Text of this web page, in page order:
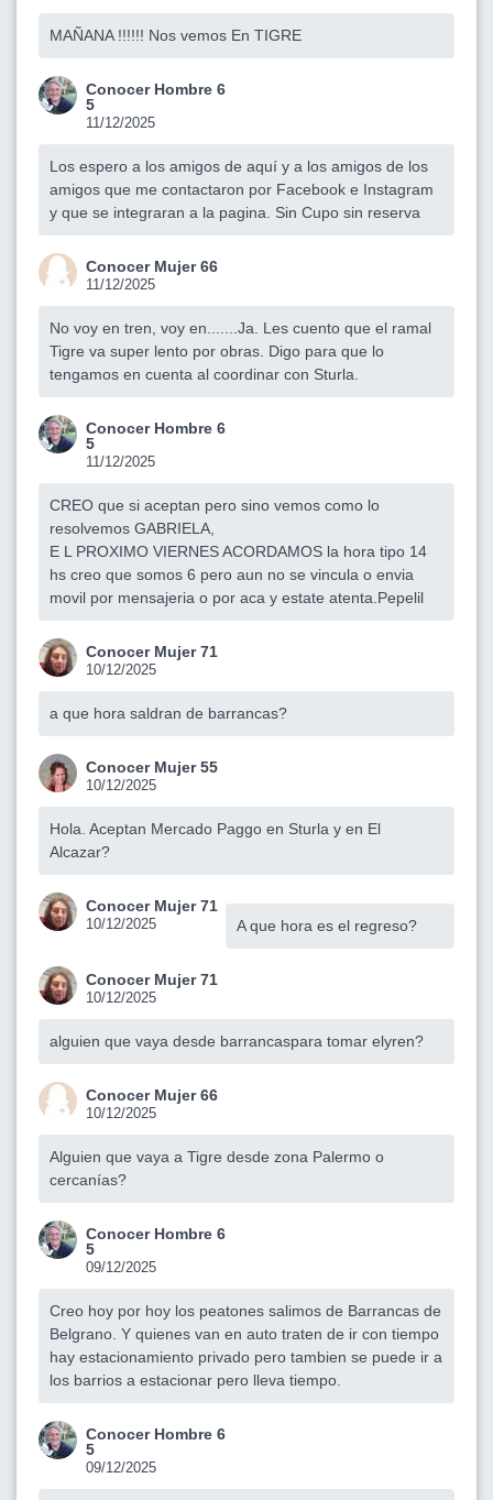
MAÑANA !!!!!! Nos vemos En TIGRE
Conocer Hombre 6
5
11/12/2025
Los espero a los amigos de aquí y a los amigos de los
amigos que me contactaron por Facebook e Instagram
y que se integraran a la pagina. Sin Cupo sin reserva
Conocer Mujer 66
11/12/2025
No voy en tren, voy en.......Ja. Les cuento que el ramal
Tigre va super lento por obras. Digo para que lo
tengamos en cuenta al coordinar con Sturla.
Conocer Hombre 6
5
11/12/2025
CREO que si aceptan pero sino vemos como lo
resolvemos GABRIELA,
E L PROXIMO VIERNES ACORDAMOS la hora tipo 14
hs creo que somos 6 pero aun no se vincula o envia
movil por mensajeria o por aca y estate atenta.Pepelil
Conocer Mujer 71
10/12/2025
a que hora saldran de barrancas?
Conocer Mujer 55
10/12/2025
Hola. Aceptan Mercado Paggo en Sturla y en El
Alcazar?
Conocer Mujer 71
10/12/2025 A que hora es el regreso?
Conocer Mujer 71
10/12/2025
alguien que vaya desde barrancaspara tomar elyren?
Conocer Mujer 66
10/12/2025
Alguien que vaya a Tigre desde zona Palermo o
cercanías?
Conocer Hombre 6
5
09/12/2025
Creo hoy por hoy los peatones salimos de Barrancas de
Belgrano. Y quienes van en auto traten de ir con tiempo
hay estacionamiento privado pero tambien se puede ir a
los barrios a estacionar pero lleva tiempo.
Conocer Hombre 6
5
09/12/2025